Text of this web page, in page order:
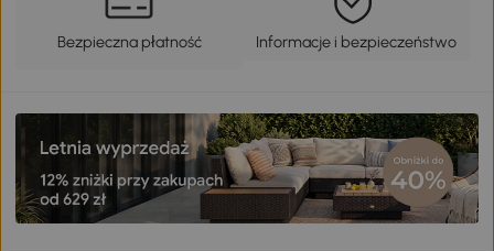
Bezpieczna płatność Informacje i bezpieczeństwo